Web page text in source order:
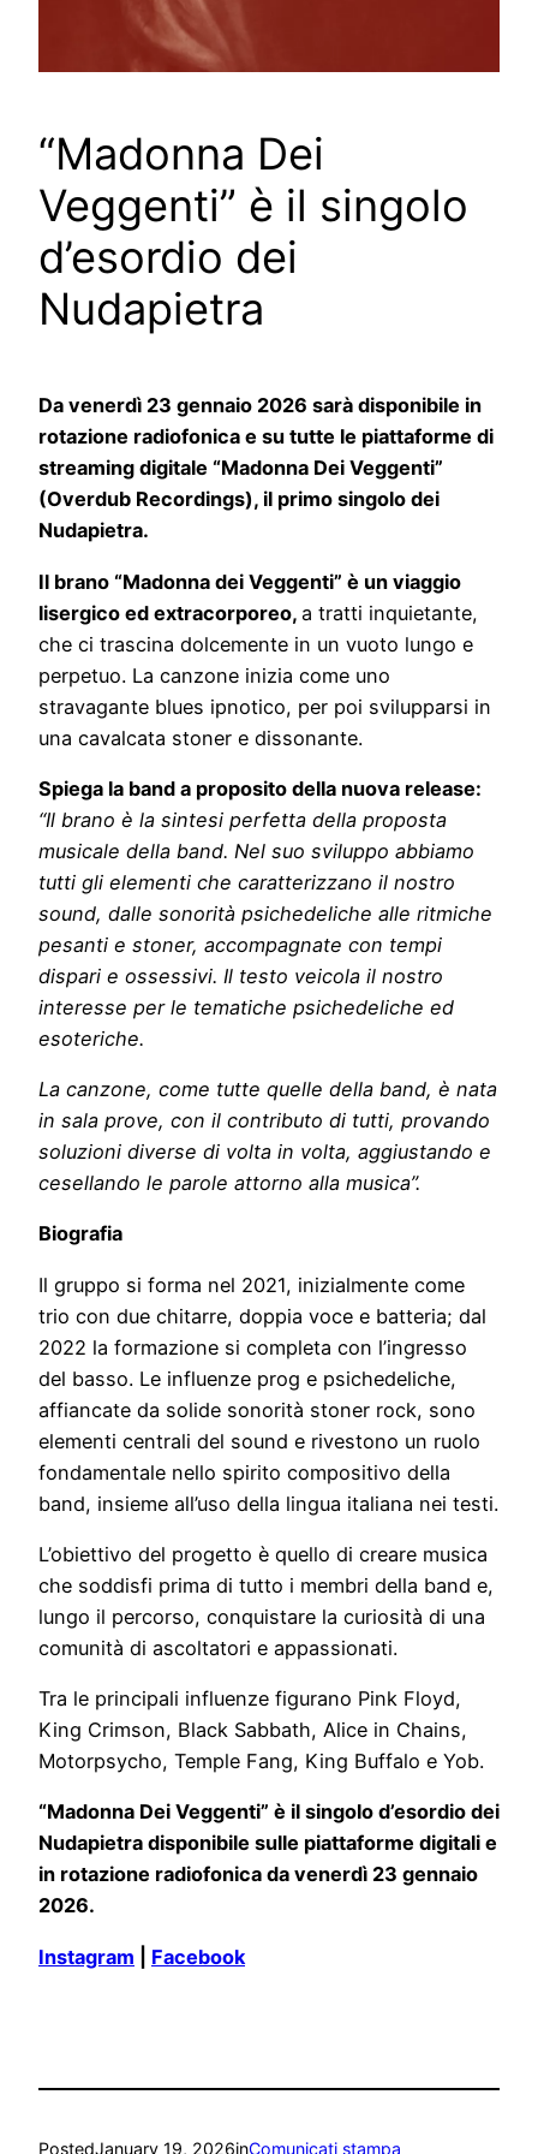
“Madonna Dei
Veggenti” è il singolo
d’esordio dei
Nudapietra
Da venerdì 23 gennaio 2026 sarà disponibile in
rotazione radiofonica e su tutte le piattaforme di
streaming digitale “Madonna Dei Veggenti”
(Overdub Recordings), il primo singolo dei
Nudapietra.
Il brano “Madonna dei Veggenti” è un viaggio
lisergico ed extracorporeo, a tratti inquietante,
che ci trascina dolcemente in un vuoto lungo e
perpetuo. La canzone inizia come uno
stravagante blues ipnotico, per poi svilupparsi in
una cavalcata stoner e dissonante.
Spiega la band a proposito della nuova release:
“Il brano è la sintesi perfetta della proposta
musicale della band. Nel suo sviluppo abbiamo
tutti gli elementi che caratterizzano il nostro
sound, dalle sonorità psichedeliche alle ritmiche
pesanti e stoner, accompagnate con tempi
dispari e ossessivi. Il testo veicola il nostro
interesse per le tematiche psichedeliche ed
esoteriche.
La canzone, come tutte quelle della band, è nata
in sala prove, con il contributo di tutti, provando
soluzioni diverse di volta in volta, aggiustando e
cesellando le parole attorno alla musica”.
Biografia
Il gruppo si forma nel 2021, inizialmente come
trio con due chitarre, doppia voce e batteria; dal
2022 la formazione si completa con l’ingresso
del basso. Le influenze prog e psichedeliche,
affiancate da solide sonorità stoner rock, sono
elementi centrali del sound e rivestono un ruolo
fondamentale nello spirito compositivo della
band, insieme all’uso della lingua italiana nei testi.
L’obiettivo del progetto è quello di creare musica
che soddisfi prima di tutto i membri della band e,
lungo il percorso, conquistare la curiosità di una
comunità di ascoltatori e appassionati.
Tra le principali influenze figurano Pink Floyd,
King Crimson, Black Sabbath, Alice in Chains,
Motorpsycho, Temple Fang, King Buffalo e Yob.
“Madonna Dei Veggenti” è il singolo d’esordio dei
Nudapietra disponibile sulle piattaforme digitali e
in rotazione radiofonica da venerdì 23 gennaio
2026.
Instagram Facebook
PostedJanuary 19, 2026inComunicati stampa